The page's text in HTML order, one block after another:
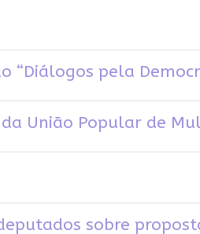
“Diálogos pela
União Popular de
sobre